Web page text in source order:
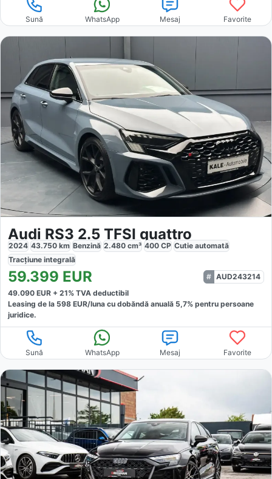
Sună WhatsApp Mesaj Favorite
Audi RS3 2.5 TFSI quattro
2024 43.750 km Benzină 2.480 cm³ 400 CP Cutie automată
Tracțiune integrală
59.399 EUR
AUD243214
49.090 EUR + 21% TVA deductibil
Leasing de la 598 EUR/luna cu dobăndă anuală 5,7% pentru persoane
juridice.
Sună WhatsApp Mesaj Favorite